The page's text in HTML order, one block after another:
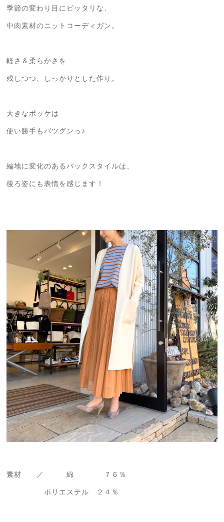
季節の変わり目にピッタリな、
中肉素材のニットコーディガン。
軽さ＆柔らかさを
残しつつ、しっかりとした作り。
大きなポッケは
使い勝手もバツグンっ♪
編地に変化のあるバックスタイルは、
後ろ姿にも表情を感じます！
素材 ／ 綿 ７６％
ポリエステル ２４％